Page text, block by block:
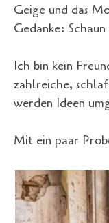
Geige und das
Gedanke:
Ich bin kein
zahlreiche,
werden Ideen
Mit ein paar